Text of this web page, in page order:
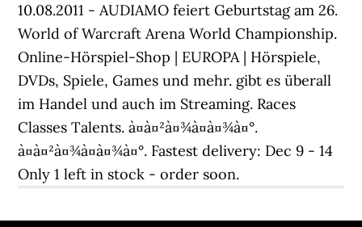
10.08.2011 - AUDIAMO feiert Geburtstag am 26.
World of Warcraft Arena World Championship.
Online-Hörspiel-Shop | EUROPA | Hörspiele,
DVDs, Spiele, Games und mehr. gibt es überall
im Handel und auch im Streaming. Races
Classes Talents. à¤à¤²à¤¾à¤à¤¾à¤°.
à¤à¤²à¤¾à¤à¤¾à¤°. Fastest delivery: Dec 9 - 14
Only 1 left in stock - order soon.